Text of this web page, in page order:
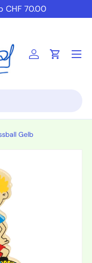
CHF 70.00
Einloggen
Gelb
springen